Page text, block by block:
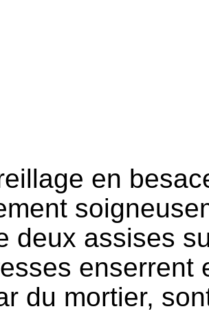
en
deux assises
enserrent
du mortier,